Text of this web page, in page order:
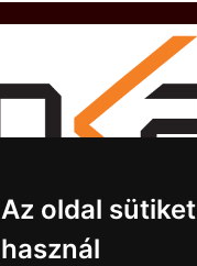
Az oldal sütiket
használ